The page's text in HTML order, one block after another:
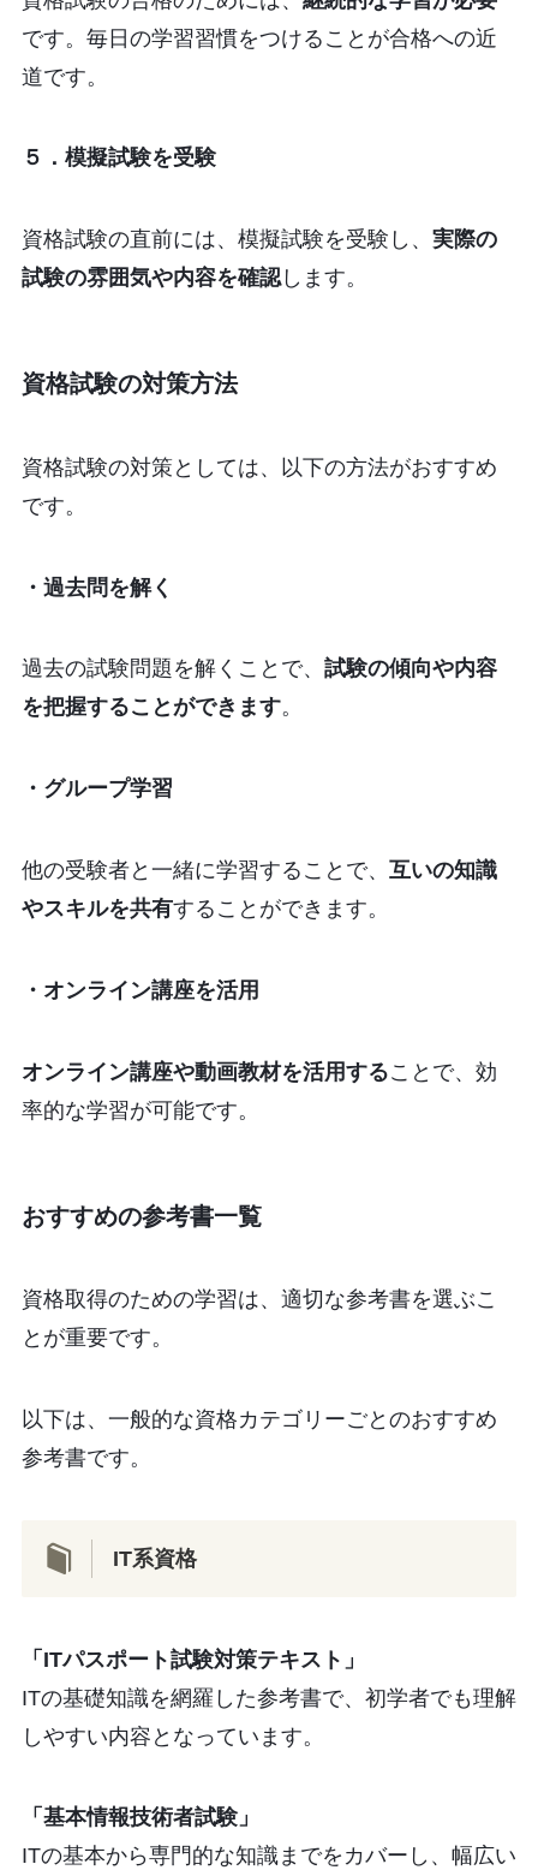
です。毎日の学習習慣をつけることが合格への近
道です。
５．模擬試験を受験
資格試験の直前には、模擬試験を受験し、 実際の
試験の雰囲気や内容を確認します。
資格試験の対策方法
資格試験の対策としては、以下の方法がおすすめ
です。
・過去問を解く
過去の試験問題を解くことで、 試験の傾向や内容
を把握することができます。
・グループ学習
他の受験者と一緒に学習することで、 互いの知識
やスキルを共有することができます。
・オンライン講座を活用
オンライン講座や動画教材を活用することで、効
率的な学習が可能です。
おすすめの参考書一覧
資格取得のための学習は、適切な参考書を選ぶこ
とが重要です。
以下は、一般的な資格カテゴリーごとのおすすめ
参考書です。
IT系資格
「ITパスポート試験対策テキスト」
ITの基礎知識を網羅した参考書で、初学者でも理解
しやすい内容となっています。
「基本情報技術者試験」
ITの基本から専門的な知識までをカバーし、幅広い